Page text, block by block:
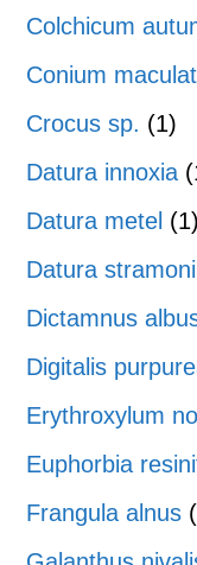
Colchicum
Conium
Crocus sp. (1)
Datura innoxia
Datura metel (1)
Datura
Dictamnus
Digitalis
Erythroxylum
Euphorbia
Frangula alnus